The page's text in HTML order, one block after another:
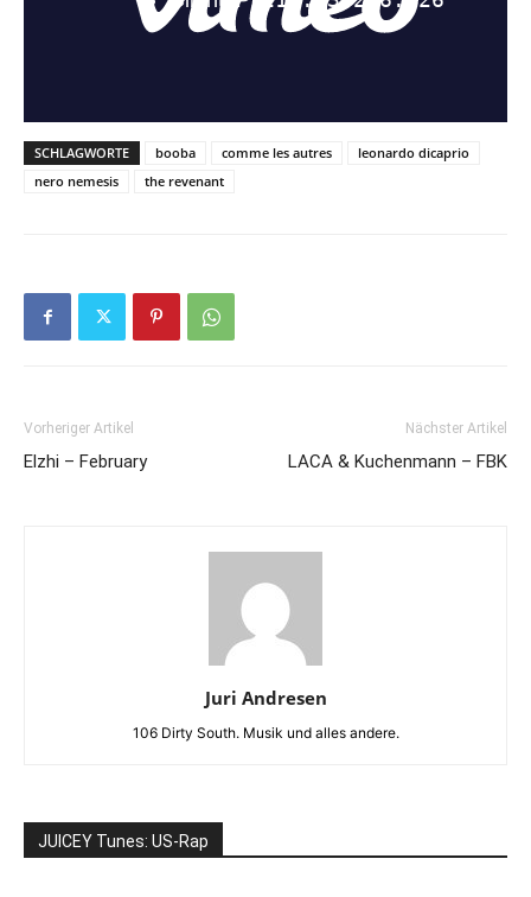
SCHLAGWORTE booba comme les autres
leonardo dicaprio
nero nemesis
the revenant
Vorheriger Artikel
Elzhi – February
Nächster Artikel
LACA & Kuchenmann – FBK
Juri Andresen
106 Dirty South. Musik und alles andere.
JUICEY Tunes: US-Rap